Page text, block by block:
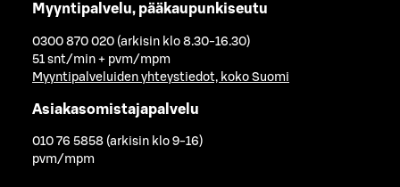
Myyntipalvelu, pääkaupunkiseutu
0300 870 020 (arkisin klo 8.30-16.30)
51 snt/min + pvm/mpm
Myyntipalveluiden yhteystiedot, koko Suomi
Asiakasomistajapalvelu
010 76 5858 (arkisin klo 9-16)
pvm/mpm